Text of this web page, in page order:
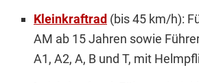
Kleinkraftrad (bis 45 km/h):
AM ab 15 Jahren sowie
A1, A2, A, B und T, mit